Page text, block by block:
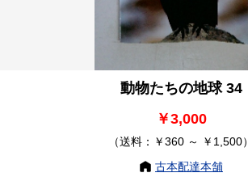
動物たちの地球 34
￥3,000
（送料：￥360 ～ ￥1,500）
古本配達本舗